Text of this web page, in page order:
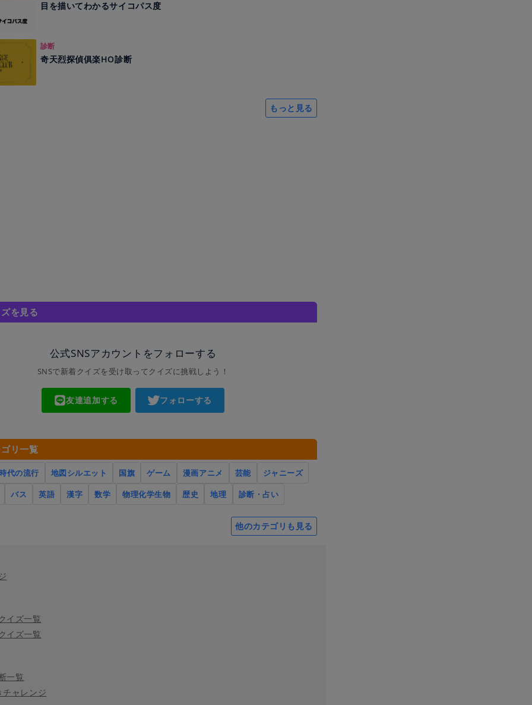
目を描いてわかるサイコパス度
診断
奇天烈探偵俱楽HO診断
もっと見る
を見る
公式SNSアカウントをフォローする
SNSで新着クイズを受け取ってクイズに挑戦しよう！
友達追加する フォローする
リ一覧
代の流行 地図シルエット 国旗 ゲーム 漫画アニメ 芸能
ジャニーズ
バス
英語 漢字 数学 物理化学生物 歴史 地理 診断・占い
他のカテゴリも見る
イズ一覧
イズ一覧
一覧
ャレンジ